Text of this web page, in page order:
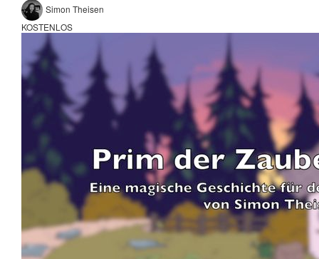
Simon Theisen
KOSTENLOS